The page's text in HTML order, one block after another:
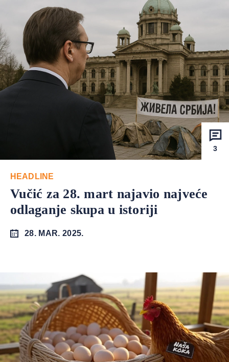
3
HEADLINE
Vučić za 28. mart najavio najveće
odlaganje skupa u istoriji
28. MAR. 2025.